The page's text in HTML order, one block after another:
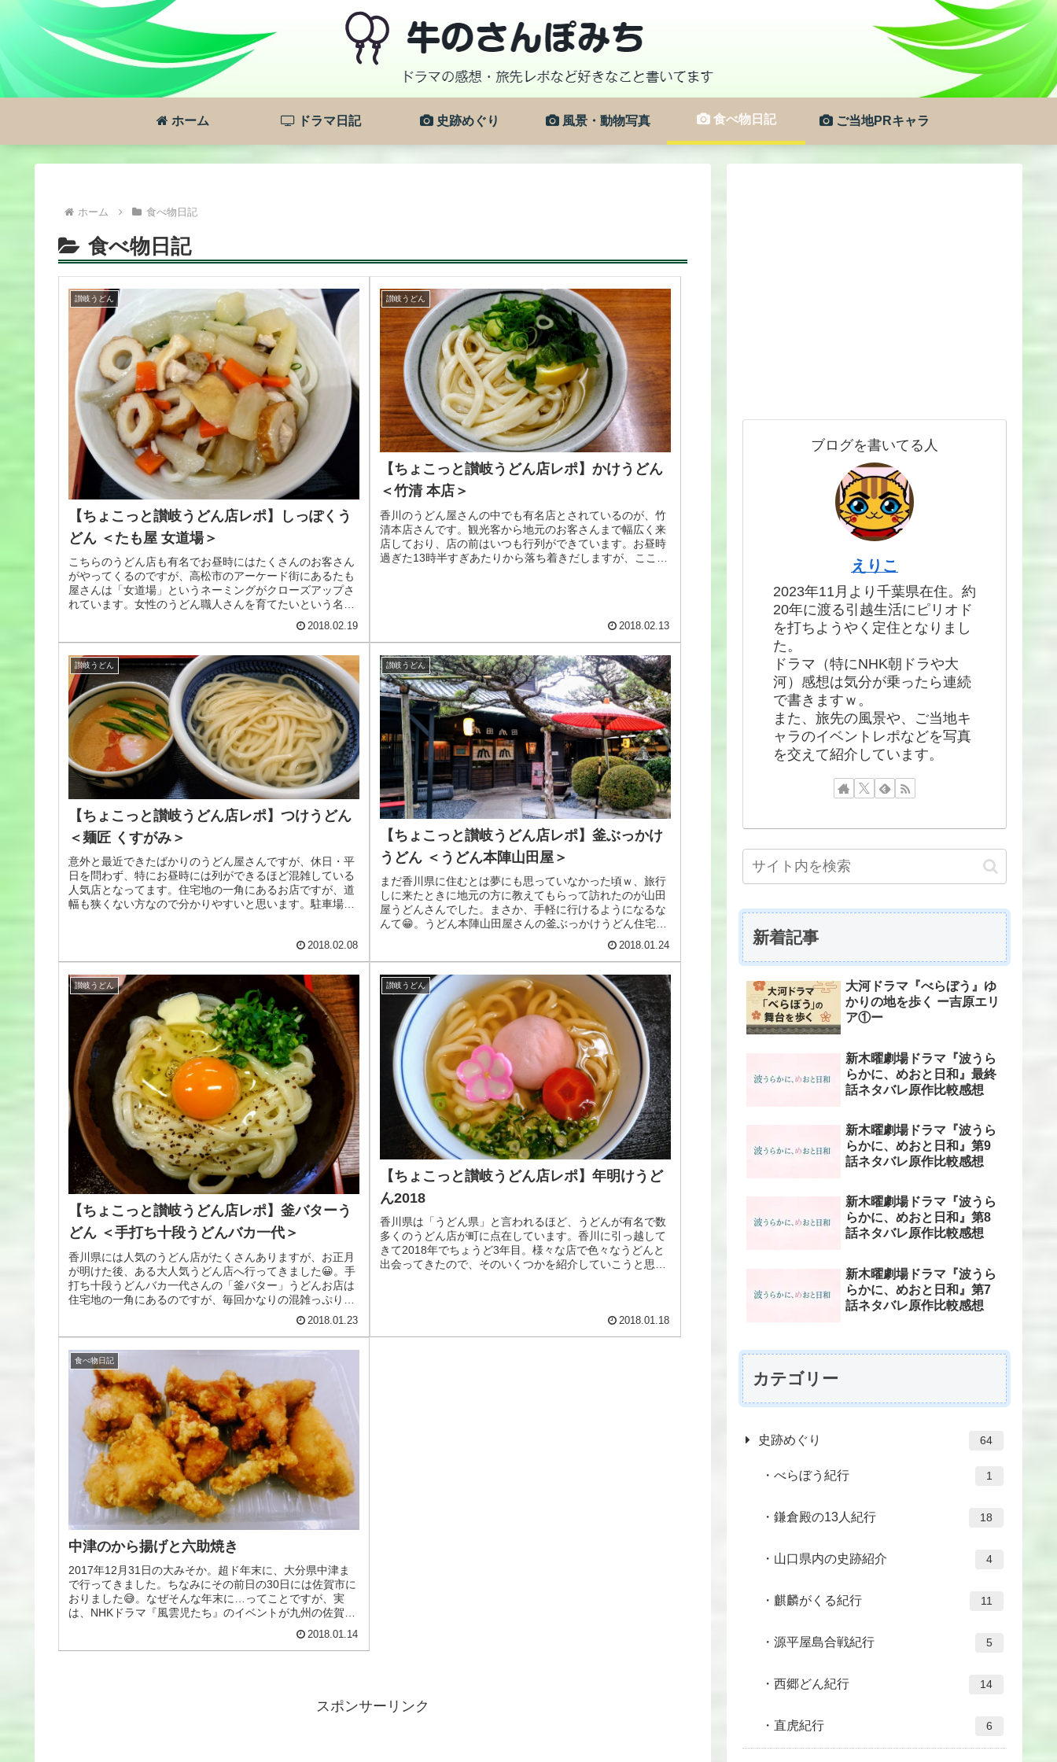
ホーム ドラマ日記 史跡めぐり 風景・動物写真 食べ物日記 ご当地PRキャラ
ホーム 食べ物日記
食べ物日記
讃岐うどん
【ちょこっと讃岐うどん店レポ】しっぽくう
どん ＜たも屋 女道場＞
こちらのうどん店も有名でお昼時にはたくさんのお客さん
がやってくるのですが、高松市のアーケード街にあるたも
屋さんは「女道場」というネーミングがクローズアップさ
れています。女性のうどん職人さんを育てたいという名目
2018.02.19
讃岐うどん
【ちょこっと讃岐うどん店レポ】かけうどん
＜竹清 本店＞
香川のうどん屋さんの中でも有名店とされているのが、竹
清本店さんです。観光客から地元のお客さんまで幅広く来
店しており、店の前はいつも行列ができています。お昼時
過ぎた13時半すぎあたりから落ち着きだしますが、ここの
2018.02.13
讃岐うどん
【ちょこっと讃岐うどん店レポ】つけうどん
＜麺匠 くすがみ＞
意外と最近できたばかりのうどん屋さんですが、休日・平
日を問わず、特にお昼時には列ができるほど混雑している
人気店となってます。住宅地の一角にあるお店ですが、道
幅も狭くない方なので分かりやすいと思います。駐車場も
2018.02.08
讃岐うどん
【ちょこっと讃岐うどん店レポ】釜ぶっかけ
うどん ＜うどん本陣山田屋＞
まだ香川県に住むとは夢にも思っていなかった頃ｗ、旅行
しに来たときに地元の方に教えてもらって訪れたのが山田
屋うどんさんでした。まさか、手軽に行けるようになるな
んて😁。うどん本陣山田屋さんの釜ぶっかけうどん住宅地
2018.01.24
讃岐うどん
【ちょこっと讃岐うどん店レポ】釜バターう
どん ＜手打ち十段うどんバカ一代＞
香川県には人気のうどん店がたくさんありますが、お正月
が明けた後、ある大人気うどん店へ行ってきました😀。手
打ち十段うどんバカ一代さんの「釜バター」うどんお店は
住宅地の一角にあるのですが、毎回かなりの混雑っぷり
2018.01.23
讃岐うどん
【ちょこっと讃岐うどん店レポ】年明けうど
ん2018
香川県は「うどん県」と言われるほど、うどんが有名で数
多くのうどん店が町に点在しています。香川に引っ越して
きて2018年でちょうど3年目。様々な店で色々なうどんと
出会ってきたので、そのいくつかを紹介していこうと思っ
2018.01.18
食べ物日記
中津のから揚げと六助焼き
2017年12月31日の大みそか。超ド年末に、大分県中津ま
で行ってきました。ちなみにその前日の30日には佐賀市に
おりました😅。なぜそんな年末に…ってことですが、実
は、NHKドラマ『風雲児たち』のイベントが九州の佐賀と
2018.01.14
スポンサーリンク
ブログを書いてる人
えりこ
2023年11月より千葉県在住。約
20年に渡る引越生活にピリオド
を打ちようやく定住となりまし
た。
ドラマ（特にNHK朝ドラや大
河）感想は気分が乗ったら連続
で書きますｗ。
また、旅先の風景や、ご当地キ
ャラのイベントレポなどを写真
を交えて紹介しています。
新着記事
大河ドラマ『べらぼう』ゆ
かりの地を歩く ー吉原エリ
ア①ー
新木曜劇場ドラマ『波うら
らかに、めおと日和』最終
話ネタバレ原作比較感想
新木曜劇場ドラマ『波うら
らかに、めおと日和』第9
話ネタバレ原作比較感想
新木曜劇場ドラマ『波うら
らかに、めおと日和』第8
話ネタバレ原作比較感想
新木曜劇場ドラマ『波うら
らかに、めおと日和』第7
話ネタバレ原作比較感想
カテゴリー
史跡めぐり 64
べらぼう紀行 1
鎌倉殿の13人紀行 18
山口県内の史跡紹介 4
麒麟がくる紀行 11
源平屋島合戦紀行 5
西郷どん紀行 14
直虎紀行 6